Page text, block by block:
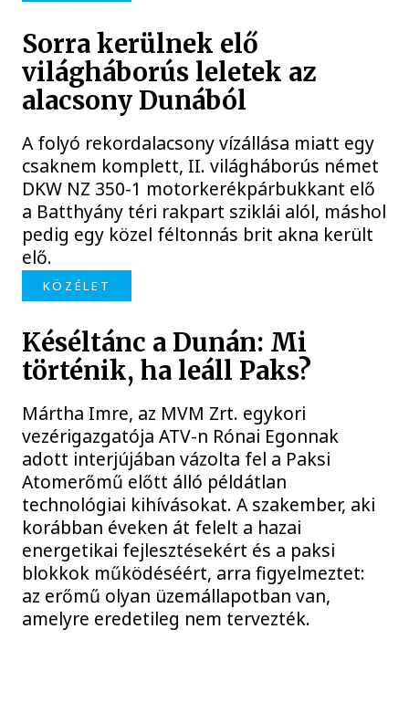
Sorra kerülnek elő
világháborús leletek az
alacsony Dunából
A folyó rekordalacsony vízállása miatt egy
csaknem komplett, II. világháborús német
DKW NZ 350-1 motorkerékpárbukkant elő
a Batthyány téri rakpart sziklái alól, máshol
pedig egy közel féltonnás brit akna került
elő.
KÖZÉLET
Késéltánc a Dunán: Mi
történik, ha leáll Paks?
Mártha Imre, az MVM Zrt. egykori
vezérigazgatója ATV-n Rónai Egonnak
adott interjújában vázolta fel a Paksi
Atomerőmű előtt álló példátlan
technológiai kihívásokat. A szakember, aki
korábban éveken át felelt a hazai
energetikai fejlesztésekért és a paksi
blokkok működéséért, arra figyelmeztet:
az erőmű olyan üzemállapotban van,
amelyre eredetileg nem tervezték.